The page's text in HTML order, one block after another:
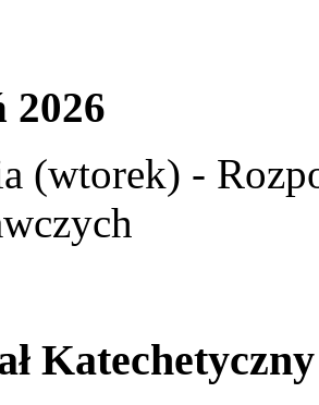
2026
(wtorek) -
Katechetyczny